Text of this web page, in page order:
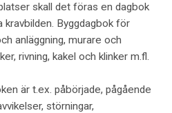
skall det föras en dagbok
Byggdagbok för
anläggning, murare och
rivning, kakel och klinker m.fl.
är t.ex. påbörjade, pågående
störningar,